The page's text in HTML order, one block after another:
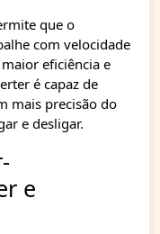
que o
com velocidade
eficiência e
é capaz de
mais precisão do
e desligar.
e